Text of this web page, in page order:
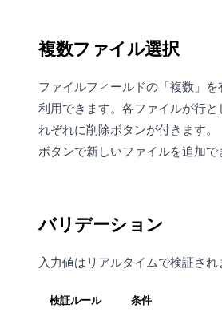
複数ファイル選択
ファイルフィールドの「複数」を
利用できます。各ファイルが行
れぞれに削除ボタンが付きます。
ボタンで新しいファイルを追加で
バリデーション
入力値はリアルタイムで検証され
検証ルール 条件